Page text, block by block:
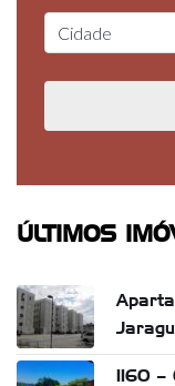
ÚLTIMOS
1160